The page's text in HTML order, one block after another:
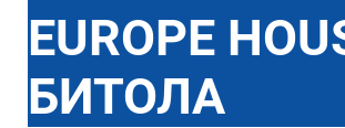
EUROPE
БИТОЛА